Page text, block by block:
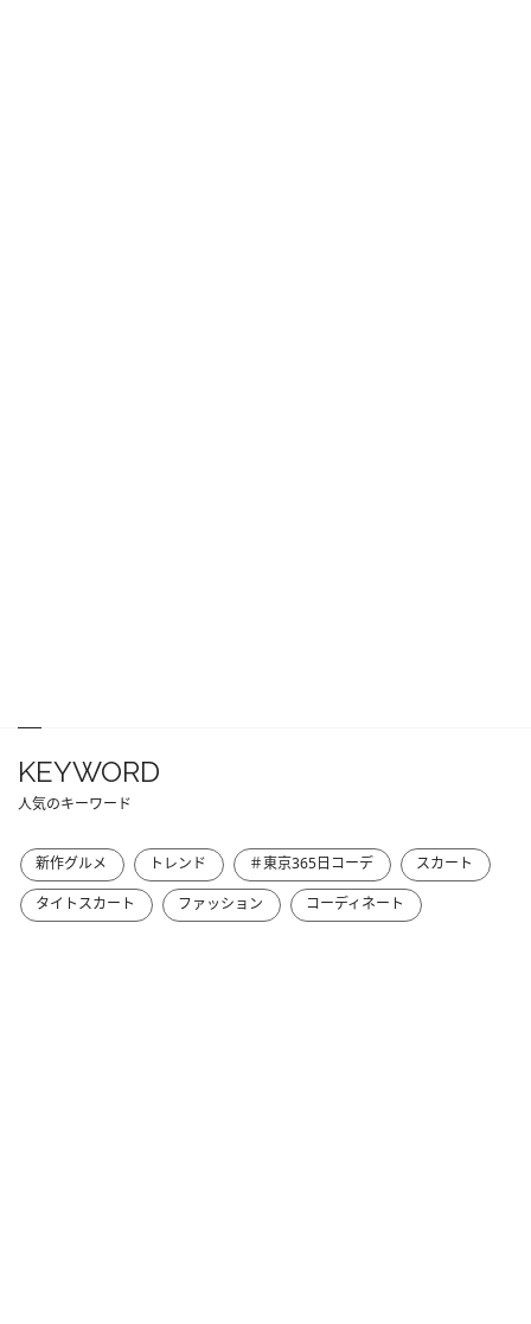
KEYWORD
人気のキーワード
新作グルメ トレンド ＃東京365日コーデ
スカート
タイトスカート
ファッション コーディネート